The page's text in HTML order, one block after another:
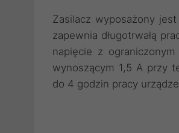
Zasilacz wyposażony
zapewnia długotrwałą
napięcie z
wynoszącym 1,5 A przy
do 4 godzin pracy